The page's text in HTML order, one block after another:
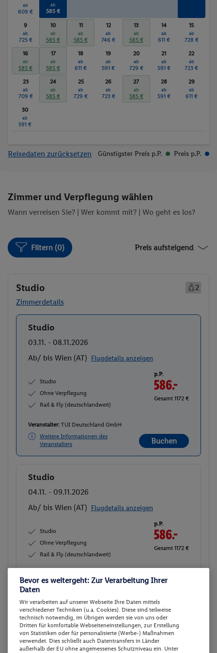
ab
609 €
ab
585 €
9
ab
725 €
10
ab
585 €
11
ab
585 €
12
ab
746 €
13
ab
585 €
14
ab
611 €
15
ab
728 €
16
ab
585 €
17
ab
585 €
18
ab
611 €
19
ab
591 €
20
ab
729 €
21
ab
591 €
22
ab
723 €
23
ab
709 €
24
ab
585 €
25
ab
729 €
26
ab
723 €
27
ab
585 €
28
ab
591 €
29
ab
611 €
30
ab
591 €
Reisedaten zurücksetzen Günstigster Preis p.P. Preis p.P.
Zimmer und Verpflegung wählen
Wann verreisen Sie? | Wer kommt mit? | Wo geht es los?
Filtern (0) Preis aufsteigend
Studio
2
Zimmerdetails
Buchen
Studio
03.11. - 08.11.2026
Ab/ bis Wien (AT) Flugdetails anzeigen
Studio
Ohne Verpflegung
Rail & Fly (deutschlandweit)
p.P.
586.-
Gesamt 1172 €
Veranstalter: TUI Deutschland GmbH
Weitere Informationen des
Veranstalters
Buchen
Buchen
Studio
04.11. - 09.11.2026
Ab/ bis Wien (AT) Flugdetails anzeigen
Studio
Ohne Verpflegung
Rail & Fly (deutschlandweit)
p.P.
586.-
Gesamt 1172 €
Weitere Informationen des
Buchen
Studio
10.11. - 15.11.2026
Bevor es weitergeht: Zur Verarbeitung Ihrer
Daten
Wir verarbeiten auf unserer Webseite Ihre Daten mittels
verschiedener Techniken (u.a. Cookies). Diese sind teilweise
technisch notwendig, im Übrigen werden sie von uns oder
Dritten für komfortable Webseiteneinstellungen, zur Erstellung
von Statistiken oder für personalisierte (Werbe-) Maßnahmen
verwendet. Dies schließt auch Datentransfers in Länder
außerhalb der EU ohne angemessenes Schutzniveau ein. Unter